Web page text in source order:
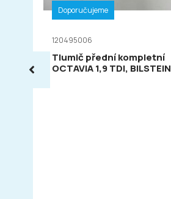
Doporučujeme
120495006
Tlumič přední kompletní
OCTAVIA 1,9 TDI, BILSTEIN